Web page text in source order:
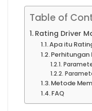
Table of
Rating Driver
Apa itu
Perhitungan
Metode
FAQ